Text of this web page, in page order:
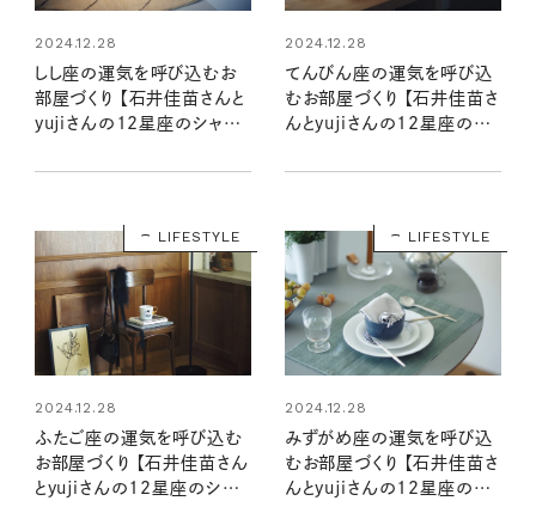
2024.12.28
しし座の運気を呼び込むお
部屋づくり 【石井佳苗さんと
yujiさんの12星座のシャド
2024.12.28
てんびん座の運気を呼び込
むお部屋づくり 【石井佳苗さ
んとyujiさんの12星座のシ
ア】
LIFESTYLE
2024.12.28
ふたご座の運気を呼び込む
お部屋づくり 【石井佳苗さん
とyujiさんの12星座のシャド
LIFESTYLE
2024.12.28
みずがめ座の運気を呼び込
むお部屋づくり 【石井佳苗さ
んとyujiさんの12星座のシ